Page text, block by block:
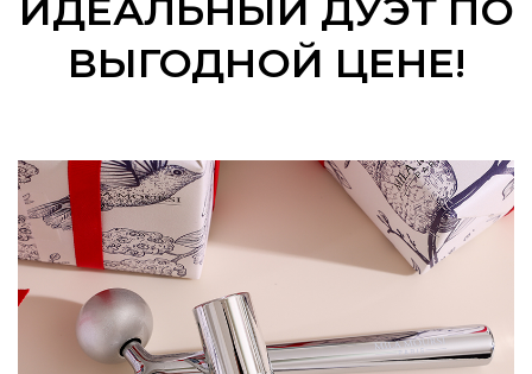
ИДЕАЛЬНЫЙ ДУЭТ ПО
ВЫГОДНОЙ ЦЕНЕ!